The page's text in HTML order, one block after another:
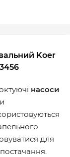
Koer
насоси
для